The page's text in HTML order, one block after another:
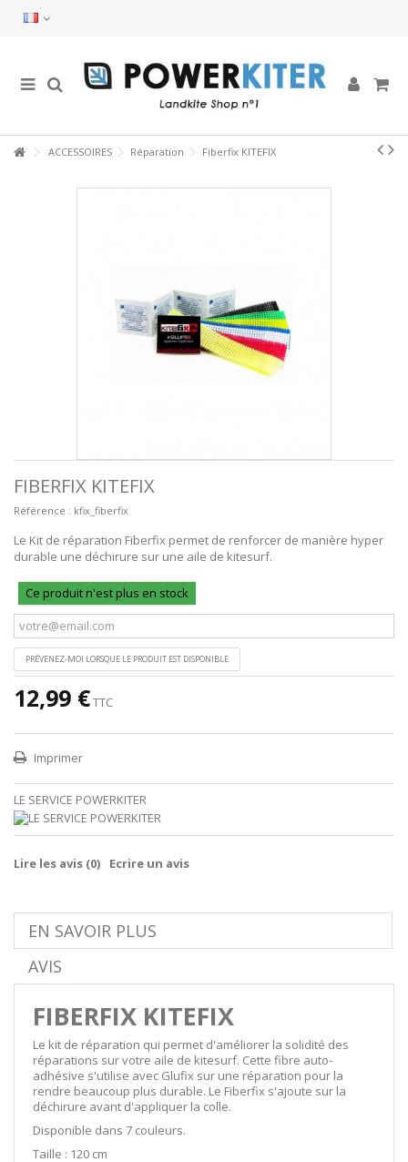
ACCESSOIRES Réparation Fiberfix KITEFIX
FIBERFIX KITEFIX
Référence : kfix_fiberfix
Le Kit de réparation Fiberfix permet de renforcer de manière hyper
durable une déchirure sur une aile de kitesurf.
Ce produit n'est plus en stock
PRÉVENEZ-MOI LORSQUE LE PRODUIT EST DISPONIBLE
12,99 €TTC
Imprimer
LE SERVICE POWERKITER
Lire les avis (0) Ecrire un avis
EN SAVOIR PLUS
AVIS
FIBERFIX KITEFIX
Le kit de réparation qui permet d'améliorer la solidité des
réparations sur votre aile de kitesurf. Cette fibre auto-
adhésive s'utilise avec Glufix sur une réparation pour la
rendre beaucoup plus durable. Le Fiberfix s'ajoute sur la
déchirure avant d'appliquer la colle.
Disponible dans 7 couleurs.
Taille : 120 cm